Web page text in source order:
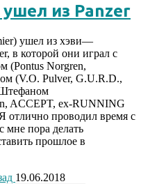
из Panzer
ушел из хэви—
в которой они играл с
(Pontus Norgren,
(V.O. Pulver, G.U.R.D.,
ACCEPT, ex-RUNNING
отлично проводил время с
мне пора делать
прошлое в
19.06.2018